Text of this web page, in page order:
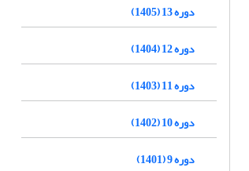
دوره 13 (1405)
دوره 12 (1404)
دوره 11 (1403)
دوره 10 (1402)
دوره 9 (1401)